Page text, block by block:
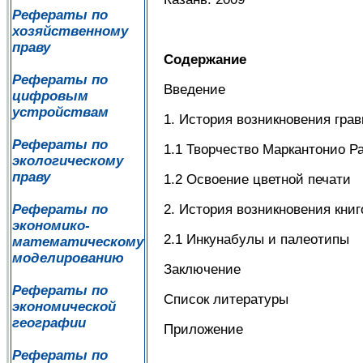
Рефераты по
хозяйственному
праву
Рефераты по
цифровым
устройствам
Рефераты по
экологическому
праву
Рефераты по
экономико-
математическому
моделированию
Рефераты по
экономической
географии
Рефераты по
Содержание
Введение
1. История возникновения
1.1 Творчество Маркантонио
1.2 Освоение цветной печати
2. История возникновения
2.1 Инкунабулы и палеотипы
Заключение
Список литературы
Приложение